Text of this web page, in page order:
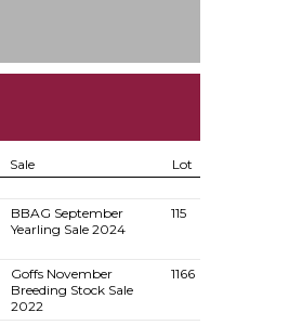
Sale
Lot
BBAG September
Yearling Sale 2024
115
Goffs November
Breeding Stock Sale
2022
1166